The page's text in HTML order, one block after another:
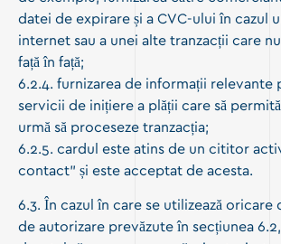
datei de expirare și a CVC-ului în cazul
internet sau a unei alte tranzacții care nu
față în față;
6.2.4. furnizarea de informații relevante
servicii de inițiere a plății care să
urmă să proceseze tranzacția;
6.2.5. cardul este atins de un cititor
contact” și este acceptat de acesta.
6.3. În cazul în care se utilizează
de autorizare prevăzute în secțiunea